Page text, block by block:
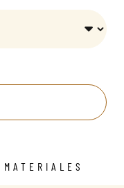
MATERIALES